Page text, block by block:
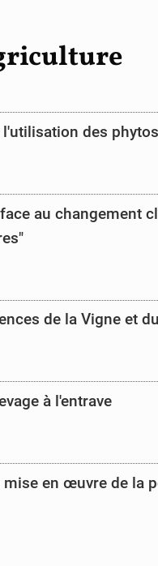
des
au changement
de la Vigne et
à l'entrave
mise en œuvre de la